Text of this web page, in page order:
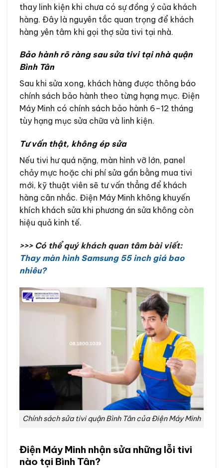
thay linh kiện khi chưa có sự đồng ý của khách
hàng. Đây là nguyên tắc quan trọng để khách
hàng yên tâm khi gọi thợ sửa tivi tại nhà.
Bảo hành rõ ràng sau sửa tivi tại nhà quận
Bình Tân
Sau khi sửa xong, khách hàng được thông báo
chính sách bảo hành theo từng hạng mục. Điện
Máy Minh có chính sách bảo hành 6–12 tháng
tùy hạng mục sửa chữa và linh kiện.
Tư vấn thật, không ép sửa
Nếu tivi hư quá nặng, màn hình vỡ lớn, panel
chảy mực hoặc chi phí sửa gần bằng mua tivi
mới, kỹ thuật viên sẽ tư vấn thẳng để khách
hàng cân nhắc. Điện Máy Minh không khuyến
khích khách sửa khi phương án sửa không còn
hiệu quả kinh tế.
>>> Có thể quý khách quan tâm bài viết:
Thay màn hình Samsung 55 inch giá bao
nhiêu?
Chính sách sửa tivi quận Bình Tân của Điện Máy Minh
Điện Máy Minh nhận sửa những lỗi tivi
nào tại Bình Tân?